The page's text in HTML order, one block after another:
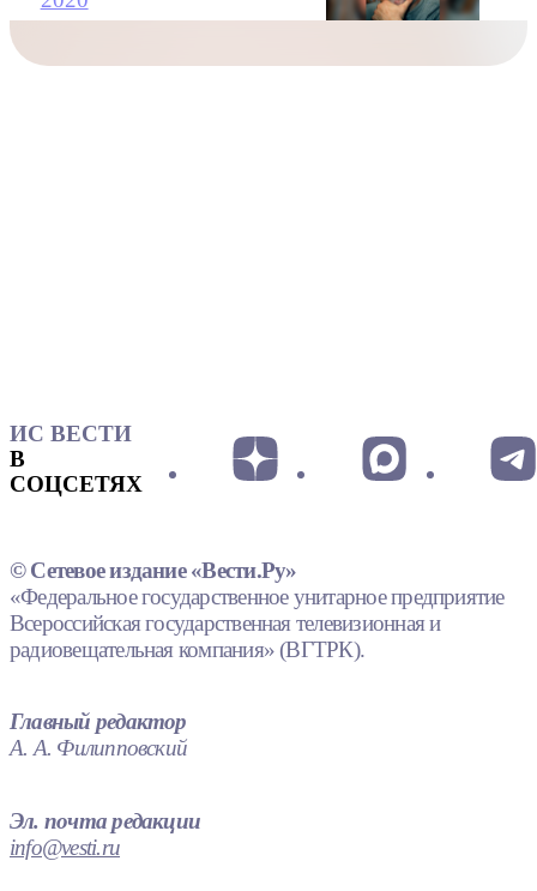
ИС ВЕСТИ
В
СОЦСЕТЯХ
© Сетевое издание «Вести.Ру»
«Федеральное государственное унитарное предприятие
Всероссийская государственная телевизионная и
радиовещательная компания» (ВГТРК).
Главный редактор
А. А. Филипповский
Эл. почта редакции
info@vesti.ru